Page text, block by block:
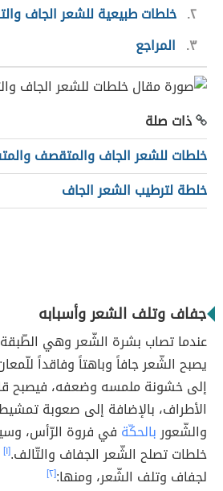
٢ خلطات طبيعية للشعر الجاف
٣
المراجع
ذات صلة
خلطات للشعر الجاف والمتقصف
خلطة لترطيب الشعر الجاف
جفاف وتلف الشعر وأسبابه
عندما تصاب بشرة الشّعر وهي الطّبقة
يصبح الشّعر جافاً وباهتاً وفاقداً
إلى خشونة ملمسه وضعفه، فيصبح
الأطراف، بالإضافة إلى صعوبة
والشّعوربالحكّة في فروة الرّأس،
خلطات تصلح الشّعر الجفاف والتّالف.[١]
لجفاف وتلف الشّعر، ومنها:[٢]